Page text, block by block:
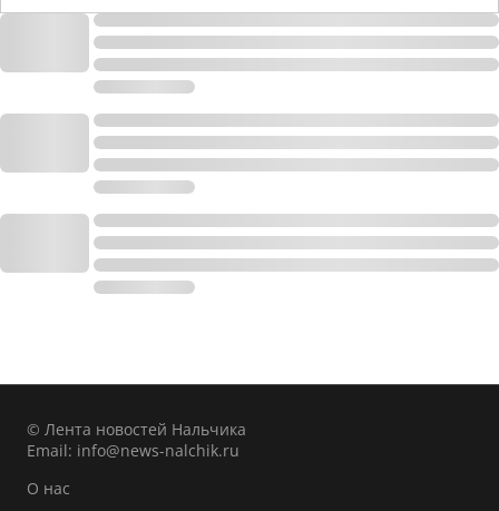
© Лента новостей Нальчика
Email: info@news-nalchik.ru
О нас